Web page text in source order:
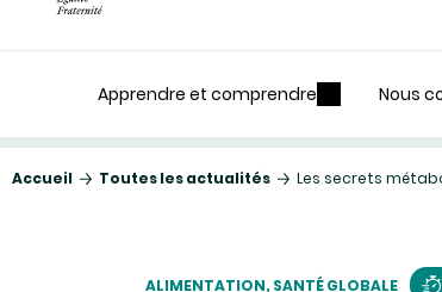
Apprendre et comprendre Nous
Accueil Toutes les actualités Les secrets
ALIMENTATION, SANTÉ GLOBALE